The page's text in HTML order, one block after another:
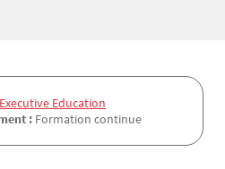
Education
: Formation continue